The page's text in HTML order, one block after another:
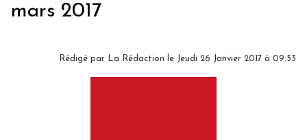
mars 2017
Rédigé par La Rédaction le Jeudi 26 Janvier 2017 à 09:53